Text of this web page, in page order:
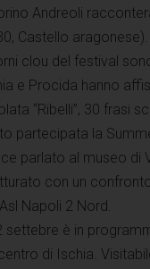
Andreoli
Castello aragonese).
clou del festival
e Procida hanno
“Ribelli”, 30 frasi
partecipata la
parlato al museo di
con un
Napoli 2 Nord.
settebre è in
di Ischia.